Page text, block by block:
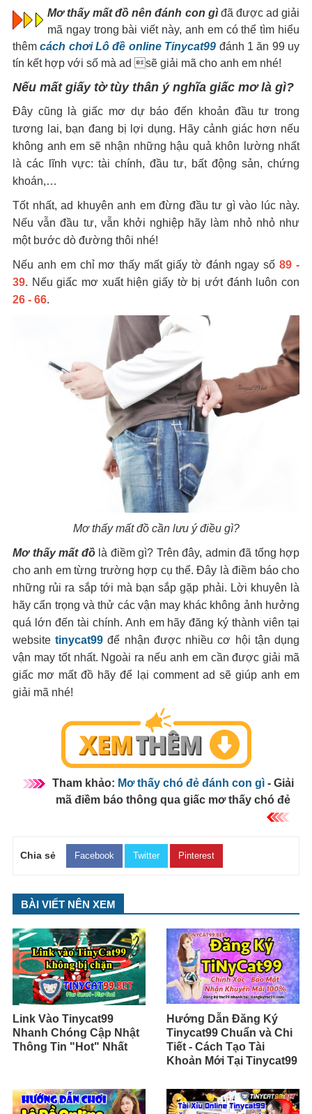
Mơ thấy mất đồ nên đánh con gìđã được ad giải
mã ngay trong bài viết này, anh em có thể tìm hiểu
thêmcách chơi Lô đề online Tinycat99 đánh 1 ăn 99 uy
tín kết hợp với số mà ad sẽ giải mã cho anh em nhé!
Nếu mất giấy tờ tùy thân ý nghĩa giấc mơ là gì?
Đây cũng là giấc mơ dự báo đến khoản đầu tư trong
tương lai, bạn đang bị lợi dụng. Hãy cảnh giác hơn nếu
không anh em sẽ nhận những hậu quả khôn lường nhất
là các lĩnh vực: tài chính, đầu tư, bất động sản, chứng
khoán,…
Tốt nhất, ad khuyên anh em đừng đầu tư gì vào lúc này.
Nếu vẫn đầu tư, vẫn khởi nghiệp hãy làm nhỏ nhỏ như
một bước dò đường thôi nhé!
Nếu anh em chỉ mơ thấy mất giấy tờ đánh ngay số89 -
39. Nếu giấc mơ xuất hiện giấy tờ bị ướt đánh luôn con
26 - 66.
Mơ thấy mất đồ cần lưu ý điều gì?
Mơ thấy mất đồlà điềm gì? Trên đây, admin đã tổng hợp
cho anh em từng trường hợp cụ thể. Đây là điềm báo cho
những rủi ra sắp tới mà bạn sắp gặp phải. Lời khuyên là
hãy cẩn trọng và thử các vận may khác không ảnh hưởng
quá lớn đến tài chính. Anh em hãy đăng ký thành viên tại
websitetinycat99 để nhận được nhiều cơ hội tận dụng
vận may tốt nhất. Ngoài ra nếu anh em cần được giải mã
giấc mơ mất đồ hãy để lại comment ad sẽ giúp anh em
giải mã nhé!
Tham khảo: Mơ thấy chó đẻ đánh con gì- Giải
mã điềm báo thông qua giấc mơ thấy chó đẻ
Chia sẻ Facebook Twitter Pinterest
BÀI VIẾT NÊN XEM
Link Vào Tinycat99
Nhanh Chóng Cập Nhật
Thông Tin "Hot" Nhất
Hướng Dẫn Đăng Ký
Tinycat99 Chuẩn và Chi
Tiết - Cách Tạo Tài
Khoản Mới Tại Tinycat99